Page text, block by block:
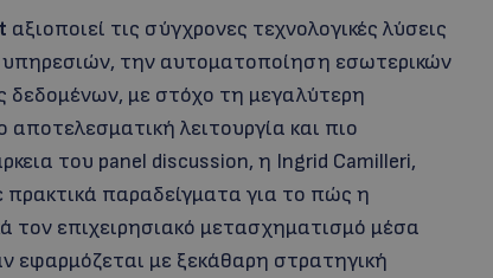
αξιοποιεί τις σύγχρονες τεχνολογικές λύσεις
την αυτοματοποίηση εσωτερικών
δεδομένων, με στόχο τη μεγαλύτερη
λειτουργία και πιο
του panel discussion, η Ingrid Camilleri,
πρακτικά παραδείγματα για το πώς η
τον επιχειρησιακό μετασχηματισμό μέσα
εφαρμόζεται με ξεκάθαρη στρατηγική